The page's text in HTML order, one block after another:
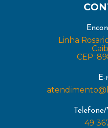
Linha
CEP:
E-
49